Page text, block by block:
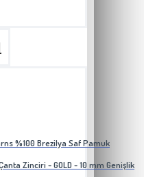
%100 Brezilya Saf Pamuk
Zinciri - GOLD - 10 mm Genişlik